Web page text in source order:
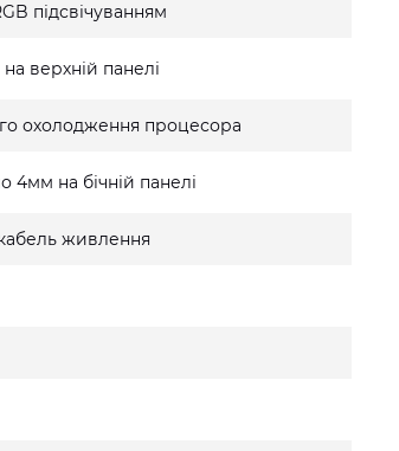
підсвічуванням
верхній панелі
охолодження процесора
4мм на бічній панелі
живлення